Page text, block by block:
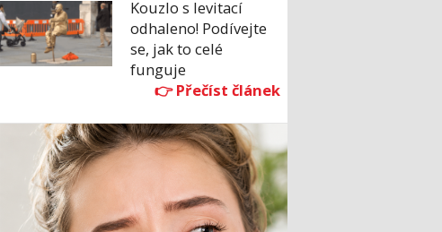
Kouzlo s levitací
odhaleno! Podívejte
se, jak to celé
funguje